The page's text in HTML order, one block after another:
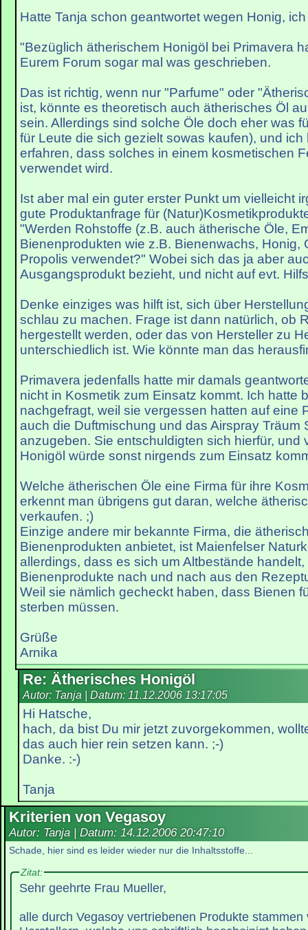
Hatte Tanja schon geantwortet wegen Honig,
"Bezüglich ätherischem Honigöl bei Primavera
Eurem Forum sogar mal was geschrieben.
Das ist richtig, wenn nur "Parfume" oder
ist, könnte es theoretisch auch ätherisches Öl
sein. Allerdings sind solche Öle doch eher was
für Leute die sich gezielt sowas kaufen), und
erfahren, dass solches in einem kosmetischen
verwendet wird.
Ist aber mal ein guter erster Punkt um vielleicht
gute Produktanfrage für
"Werden Rohstoffe (z.B. auch ätherische Öle,
Bienenprodukten wie z.B. Bienenwachs, Honig,
Propolis verwendet?" Wobei sich das ja aber
Ausgangsprodukt bezieht, und nicht auf evt.
Denke einziges was hilft ist, sich über
schlau zu machen. Frage ist dann natürlich, ob
hergestellt werden, oder das von Hersteller zu
unterschiedlich ist. Wie könnte man das
Primavera jedenfalls hatte mir damals
nicht in Kosmetik zum Einsatz kommt. Ich hatte
nachgefragt, weil sie vergessen hatten auf eine
auch die Duftmischung und das Airspray Träum
anzugeben. Sie entschuldigten sich hierfür, und
Honigöl würde sonst nirgends zum Einsatz
Welche ätherischen Öle eine Firma für ihre
erkennt man übrigens gut daran, welche
verkaufen. ;)
Einzige andere mir bekannte Firma, die
Bienenprodukten anbietet, ist Maienfelser
allerdings, dass es sich um Altbestände
Bienenprodukte nach und nach aus den
Weil sie nämlich gecheckt haben, dass Bienen
sterben müssen.
Grüße
Arnika
Re: Ätherisches Honigöl
Autor: Tanja | Datum: 11.12.2006 13:17:05
Hi Hatsche,
hach, da bist Du mir jetzt zuvorgekommen,
das auch hier rein setzen kann. ;-)
Danke. :-)
Tanja
Kriterien von Vegasoy
Autor: Tanja | Datum: 14.12.2006 20:47:10
Schade, hier sind es leider wieder nur die Inhaltsstoffe...
Zitat:
Sehr geehrte Frau Mueller,
alle durch Vegasoy vertriebenen Produkte stammen